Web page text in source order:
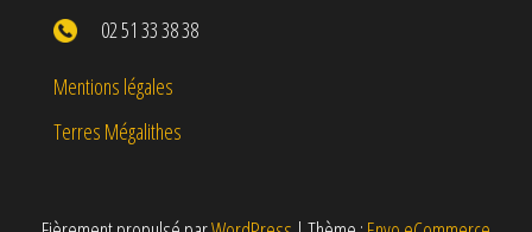
02 51 33 38 38
Mentions légales
Terres Mégalithes